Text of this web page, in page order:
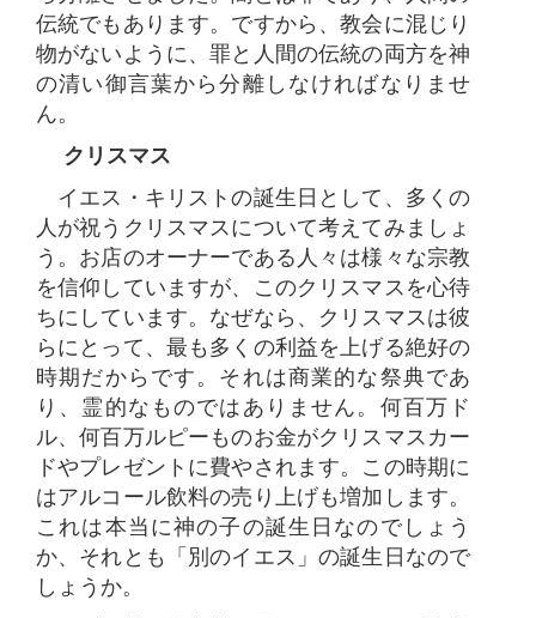
伝統でもあります。ですから、教会に混じり
物がないように、罪と人間の伝統の両方を神
の清い御言葉から分離しなければなりませ
ん。
クリスマス
イエス・キリストの誕生日として、多くの
人が祝うクリスマスについて考えてみましょ
う。お店のオーナーである人々は様々な宗教
を信仰していますが、このクリスマスを心待
ちにしています。なぜなら、クリスマスは彼
らにとって、最も多くの利益を上げる絶好の
時期だからです。それは商業的な祭典であ
り、霊的なものではありません。何百万ド
ル、何百万ルピーものお金がクリスマスカー
ドやプレゼントに費やされます。この時期に
はアルコール飲料の売り上げも増加します。
これは本当に神の子の誕生日なのでしょう
か、それとも「別のイエス」の誕生日なので
しょうか。